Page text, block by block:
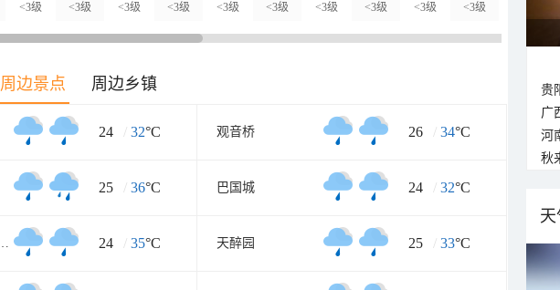
<3级 <3级 <3级 <3级 <3级 <3级 <3级 <3级 <3级 <3级
周边景点 周边乡镇
24 / 32°C 观音桥 26 / 34°C
25 / 36°C 巴国城 24 / 32°C
驿森林公园 24 / 35°C 天醉园 25 / 33°C
贵
广
河
秋
天